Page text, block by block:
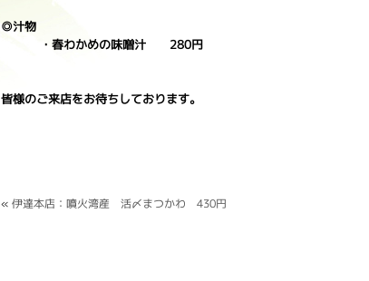
◎汁物
・春わかめの味噌汁 280円
皆様のご来店をお待ちしております。
« 伊達本店：噴火湾産 活〆まつかわ 430円